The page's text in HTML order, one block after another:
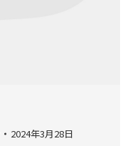
2024年3月28日